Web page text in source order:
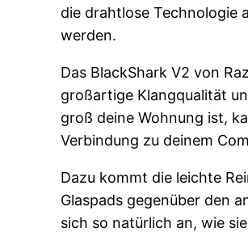
die drahtlose Technologie
werden.
Das BlackShark V2 von
großartige Klangqualität
groß deine Wohnung ist,
Verbindung zu deinem
Dazu kommt die leichte
Glaspads gegenüber den
sich so natürlich an, wie